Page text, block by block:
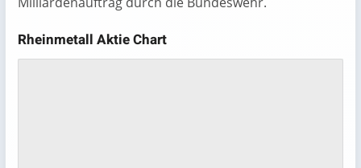
Rheinmetall Aktie Chart